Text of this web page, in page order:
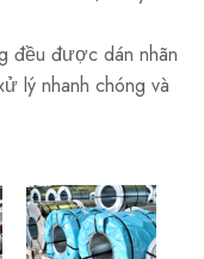
đều được dán nhãn
lý nhanh chóng và